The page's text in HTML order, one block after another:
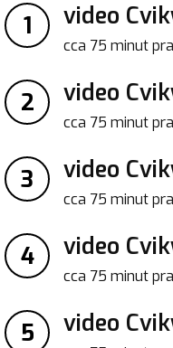
1 video
cca 75 minut
2 video
cca 75 minut
3 video
cca 75 minut
4 video
cca 75 minut
5 video